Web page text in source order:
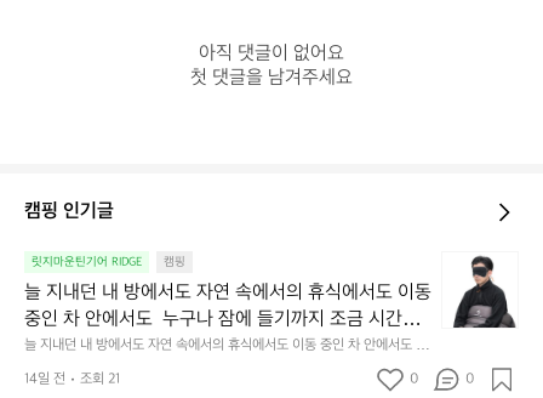
아직 댓글이 없어요
첫 댓글을 남겨주세요
캠핑 인기글
릿지마운틴기어 RIDGE 캠핑
늘 지내던 내 방에서도 자연 속에서의 휴식에서도 이동
중인 차 안에서도  누구나 잠에 들기까지 조금 시간이
걸리는 순간이 있습니다.  그럴 때는 차분하게 눈을 가
려보세요. 마치 암막 커튼을 조용히 내리듯이.  Polarte
늘 지내던 내 방에서도 자연 속에서의 휴식에서도 이동 중인 차 안에서도  누
구나 잠에 들기까지 조금 시간이 걸리는 순간이 있습니다.  그럴 때는 차분하
게 눈을 가려보세요. 마치 암막 커튼을 조용히 내리듯이.  Polartec® Wind
내
던
방
14일 전 조회 21 0 0